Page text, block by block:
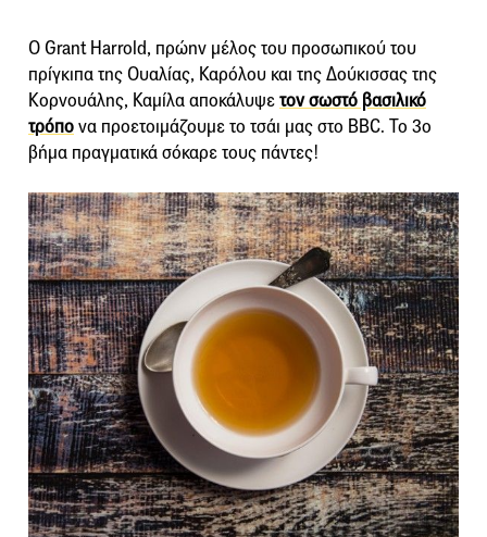
Ο Grant Harrold, πρώην μέλος του προσωπικού του
πρίγκιπα της Ουαλίας, Καρόλου και της Δούκισσας της
Κορνουάλης, Καμίλα αποκάλυψετον σωστό βασιλικό
τρόπονα προετοιμάζουμε το τσάι μας στο BBC. Το 3ο
βήμα πραγματικά σόκαρε τους πάντες!